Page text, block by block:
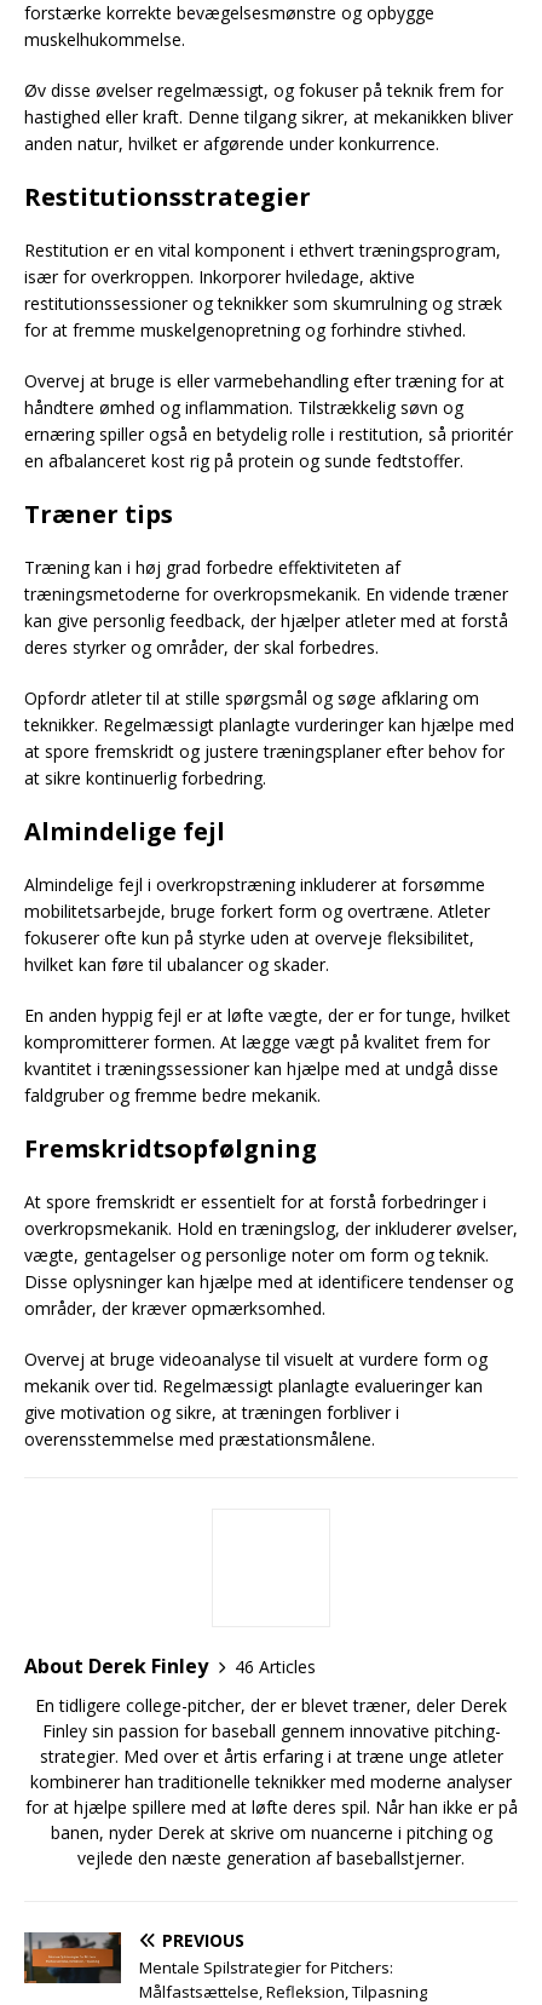
forstærke korrekte bevægelsesmønstre og opbygge
muskelhukommelse.
Øv disse øvelser regelmæssigt, og fokuser på teknik frem for
hastighed eller kraft. Denne tilgang sikrer, at mekanikken bliver
anden natur, hvilket er afgørende under konkurrence.
Restitutionsstrategier
Restitution er en vital komponent i ethvert træningsprogram,
især for overkroppen. Inkorporer hviledage, aktive
restitutionssessioner og teknikker som skumrulning og stræk
for at fremme muskelgenopretning og forhindre stivhed.
Overvej at bruge is eller varmebehandling efter træning for at
håndtere ømhed og inflammation. Tilstrækkelig søvn og
ernæring spiller også en betydelig rolle i restitution, så prioritér
en afbalanceret kost rig på protein og sunde fedtstoffer.
Træner tips
Træning kan i høj grad forbedre effektiviteten af
træningsmetoderne for overkropsmekanik. En vidende træner
kan give personlig feedback, der hjælper atleter med at forstå
deres styrker og områder, der skal forbedres.
Opfordr atleter til at stille spørgsmål og søge afklaring om
teknikker. Regelmæssigt planlagte vurderinger kan hjælpe med
at spore fremskridt og justere træningsplaner efter behov for
at sikre kontinuerlig forbedring.
Almindelige fejl
Almindelige fejl i overkropstræning inkluderer at forsømme
mobilitetsarbejde, bruge forkert form og overtræne. Atleter
fokuserer ofte kun på styrke uden at overveje fleksibilitet,
hvilket kan føre til ubalancer og skader.
En anden hyppig fejl er at løfte vægte, der er for tunge, hvilket
kompromitterer formen. At lægge vægt på kvalitet frem for
kvantitet i træningssessioner kan hjælpe med at undgå disse
faldgruber og fremme bedre mekanik.
Fremskridtsopfølgning
At spore fremskridt er essentielt for at forstå forbedringer i
overkropsmekanik. Hold en træningslog, der inkluderer øvelser,
vægte, gentagelser og personlige noter om form og teknik.
Disse oplysninger kan hjælpe med at identificere tendenser og
områder, der kræver opmærksomhed.
Overvej at bruge videoanalyse til visuelt at vurdere form og
mekanik over tid. Regelmæssigt planlagte evalueringer kan
give motivation og sikre, at træningen forbliver i
overensstemmelse med præstationsmålene.
About Derek Finley
46 Articles
En tidligere college-pitcher, der er blevet træner, deler Derek
Finley sin passion for baseball gennem innovative pitching-
strategier. Med over et årtis erfaring i at træne unge atleter
kombinerer han traditionelle teknikker med moderne analyser
for at hjælpe spillere med at løfte deres spil. Når han ikke er på
banen, nyder Derek at skrive om nuancerne i pitching og
vejlede den næste generation af baseballstjerner.
PREVIOUS
Mentale Spilstrategier for Pitchers:
Målfastsættelse, Refleksion, Tilpasning